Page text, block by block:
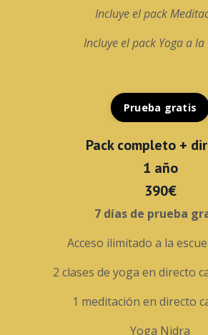
Incluye el pack
Incluye el pack Yoga a la
Prueba gratis
Pack completo +
1 año
390€
7 días de prueba
Acceso ilimitado a la
2 clases de yoga en directo
1 meditación en directo
Yoga Nidra